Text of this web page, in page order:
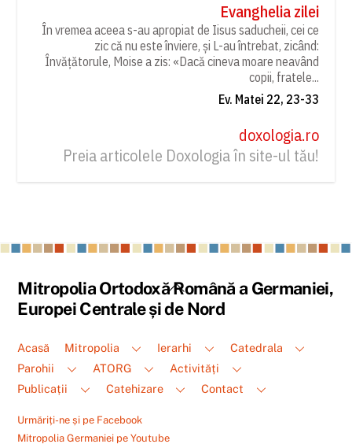
Evanghelia zilei
În vremea aceea s-au apropiat de Iisus saducheii, cei ce
zic că nu este înviere, și L-au întrebat, zicând:
Învățătorule, Moise a zis: «Dacă cineva moare neavând
copii, fratele...
Ev. Matei 22, 23-33
doxologia.ro
Preia articolele Doxologia în site-ul tău!
Back
To
Mitropolia Ortodoxă Română a Germaniei,
Europei Centrale și de Nord
Acasă Mitropolia Ierarhi
Catedrala
Parohii
ATORG
Activități
Publicații
Catehizare Contact
Urmăriți-ne și pe Facebook
Mitropolia Germaniei pe Youtube